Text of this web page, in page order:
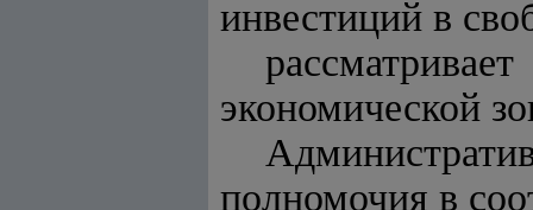
инвестиций в
экономической
полномочия в